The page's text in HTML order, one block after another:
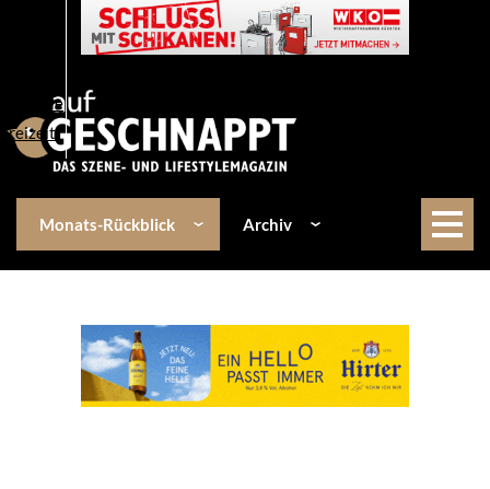
Lifestyle
Freizeit
Monats-Rückblick Archiv